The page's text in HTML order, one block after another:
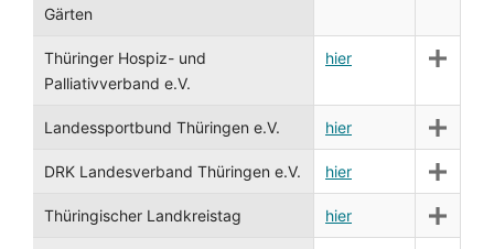
Gärten
Thüringer Hospiz- und
Palliativverband e.V.
hier
Landessportbund Thüringen e.V. hier
DRK Landesverband Thüringen e.V. hier
Thüringischer Landkreistag hier